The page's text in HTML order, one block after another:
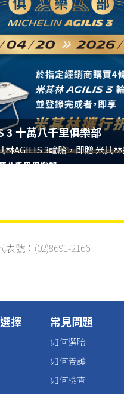
3 十萬八千里俱樂部​
林AGILIS 3輪胎，即贈 米其
八千里俱樂部
替換、折現或轉讓。
官方LINE帳號：https://s.no8.io/
表號：(02)8691-2166
擇 常見問題
如何選胎
如何養護
如何檢查